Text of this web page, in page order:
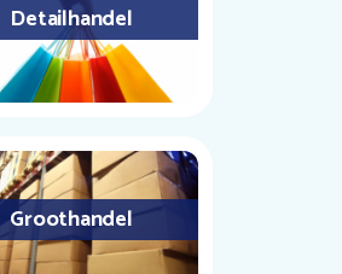
Detailhandel
Groothandel